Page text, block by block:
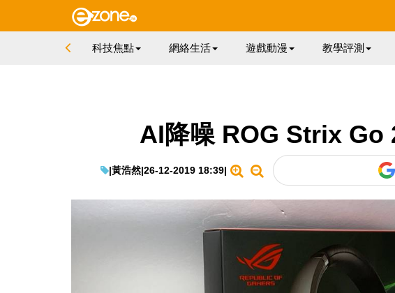
科技焦點 網絡生活 遊戲動漫 教學評測
AI降噪 ROG Strix Go
|黃浩然|26-12-2019 18:39|